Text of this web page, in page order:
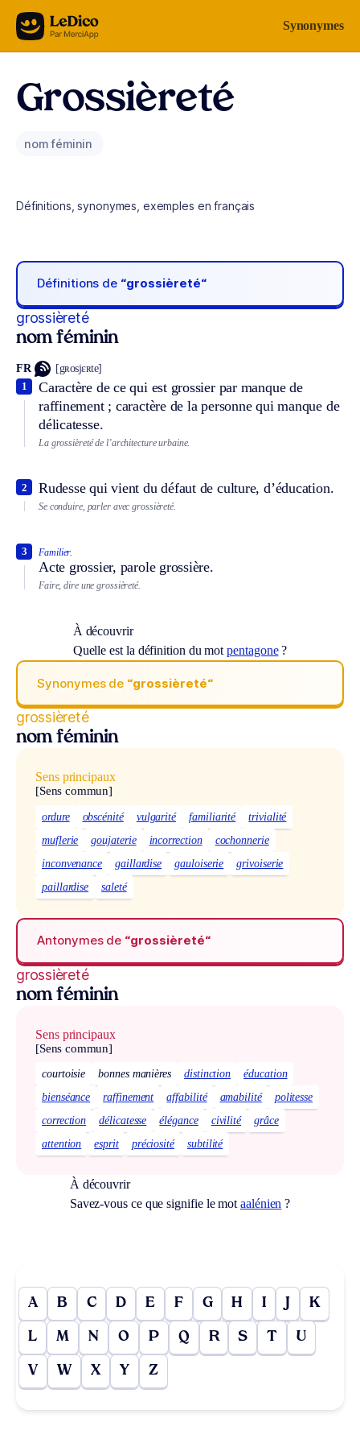
Aller au contenu Synonymes
Grossièreté
nom féminin
Définitions, synonymes, exemples en français
Définitions de “grossièreté“
grossièreté
nom féminin
FR [gʀosjɛʀte]
Caractère de ce qui est grossier par manque de
raffinement ; caractère de la personne qui manque de
délicatesse.
1
La grossièreté de l’architecture urbaine.
Rudesse qui vient du défaut de culture, d’éducation.
2
Se conduire, parler avec grossièreté.
Familier.
Acte grossier, parole grossière.
3
Faire, dire une grossièreté.
À découvrir
Quelle est la définition du motpentagone?
Synonymes de “grossièreté“
grossièreté
nom féminin
Sens principaux
[Sens commun]
ordure obscénité vulgarité familiarité
trivialité
muflerie
goujaterie incorrection
cochonnerie
inconvenance
gaillardise gauloiserie
grivoiserie
paillardise
saleté
Antonymes de “grossièreté“
grossièreté
nom féminin
Sens principaux
[Sens commun]
courtoisie bonnes manières distinction
éducation
bienséance
raffinement affabilité amabilité
politesse
correction
délicatesse élégance civilité
grâce
attention
esprit préciosité subtilité
À découvrir
Savez-vous ce que signifie le motaalénien ?
A B C D E F G H I J K
L M N O P Q R S T U
V W X Y Z